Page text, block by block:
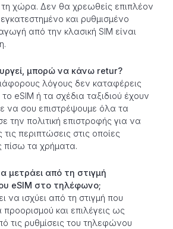
χώρα. Δεν θα χρεωθείς επιπλέον
και ρυθμισμένο
από την κλασική SIM είναι
μπορώ να κάνω retur?
λόγους δεν καταφέρεις
eSIM ή τα σχέδια ταξιδιού έχουν
να σου επιστρέψουμε όλα τα
την πολιτική επιστροφής για να
περιπτώσεις στις οποίες
πίσω τα χρήματα.
μετράει από τη στιγμή
eSIM στο τηλέφωνο;
να ισχύει από τη στιγμή που
και επιλέγεις ως
τις ρυθμίσεις του τηλεφώνου